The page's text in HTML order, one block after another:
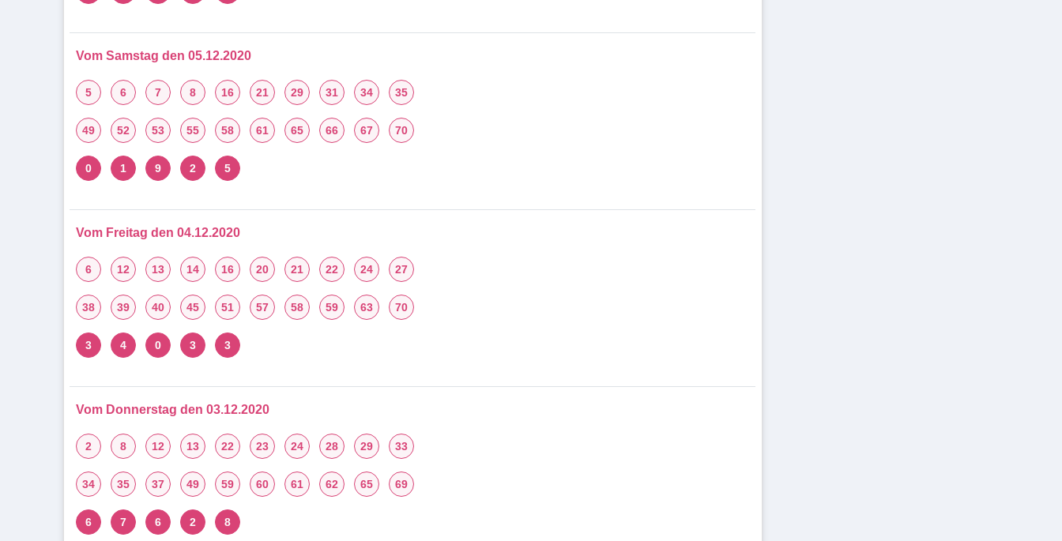
Vom Samstag den 05.12.2020
5 6 7 8 16 21 29 31 34 35
49 52 53 55 58 61 65 66 67 70
0 1 9 2 5
Vom Freitag den 04.12.2020
6 12 13 14 16 20 21 22 24 27
38 39 40 45 51 57 58 59 63 70
3 4 0 3 3
Vom Donnerstag den 03.12.2020
2 8 12 13 22 23 24 28 29 33
34 35 37 49 59 60 61 62 65 69
6 7 6 2 8